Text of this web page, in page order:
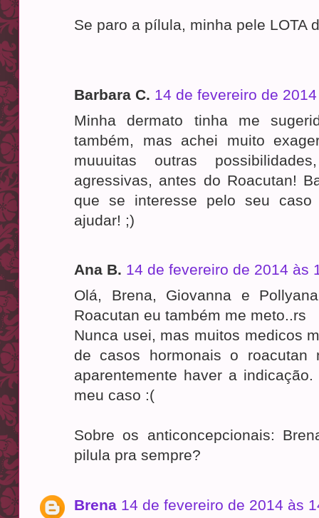
Se paro a pílula, minha pele LOTA
Barbara C. 14 de fevereiro de
Minha dermato tinha me
também, mas achei muito
muuuitas outras
agressivas, antes do Roacutan!
que se interesse pelo seu
ajudar! ;)
Ana B. 14 de fevereiro de 2014 às
Olá, Brena, Giovanna e
Roacutan eu também me meto..rs
Nunca usei, mas muitos medicos
de casos hormonais o roacutan
aparentemente haver a
meu caso :(
Sobre os anticoncepcionais:
pilula pra sempre?
Brena 14 de fevereiro de 2014 às